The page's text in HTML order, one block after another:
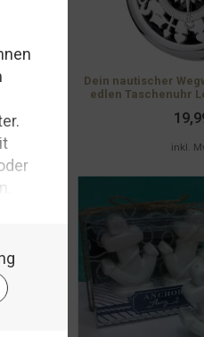
Dein nautischer
edlen Taschenuhr
inkl.